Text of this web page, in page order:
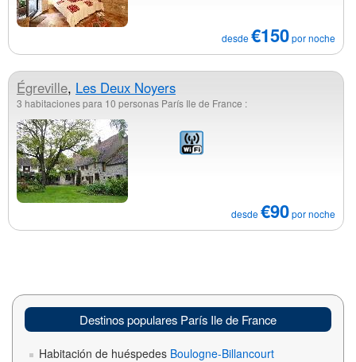
desde€150por noche
Égreville, Les Deux Noyers
3 habitaciones para 10 personas París Ile de France :
desde€90por noche
Destinos populares París Ile de France
Habitación de huéspedes Boulogne-Billancourt